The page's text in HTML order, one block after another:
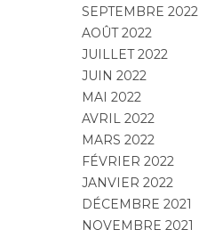
SEPTEMBRE 2022
AOÛT 2022
JUILLET 2022
JUIN 2022
MAI 2022
AVRIL 2022
MARS 2022
FÉVRIER 2022
JANVIER 2022
DÉCEMBRE 2021
NOVEMBRE 2021